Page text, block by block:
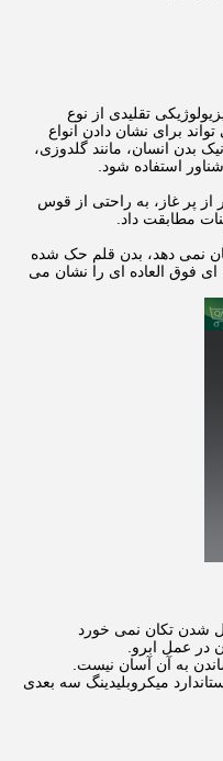
تقلیدی از نوع
برای نشان دادن انواع
بدن انسان، مانند گلدوزی،
استفاده شود.
پر غاز، به راحتی از قوس
مطابقت داد.
نمی دهد، بدن قلم حک شده
فوق العاده ای را نشان می
میکروبلیدینگ سه بعدی